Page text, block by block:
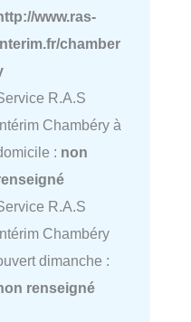
www.ras-
chamber
R.A.S
Chambéry à
: non
R.A.S
Chambéry
dimanche :
renseigné